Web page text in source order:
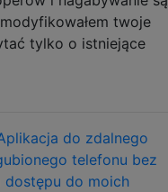
twoje
tylko o istniejące
do zdalnego
telefonu bez
dostępu do moich